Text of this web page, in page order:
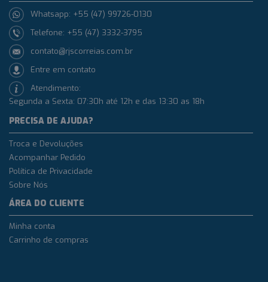
Whatsapp: +55 (47) 99726-0130
Telefone: +55 (47) 3332-3795
contato@rjscorreias.com.br
Entre em contato
Atendimento:
Segunda a Sexta: 07:30h até 12h e das 13:30 as 18h
PRECISA DE AJUDA?
Troca e Devoluções
Acompanhar Pedido
Política de Privacidade
Sobre Nós
ÁREA DO CLIENTE
Minha conta
Carrinho de compras